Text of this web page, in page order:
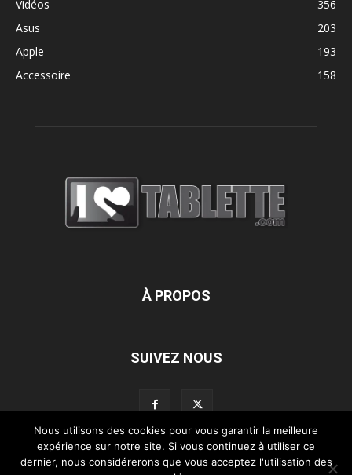
Vidéos
356
Asus
203
Apple
193
Accessoire
158
À PROPOS
SUIVEZ NOUS
L’équipe d’iLoveTablette.com Contactez-nous
Nos partenaires
Nous utilisons des cookies pour vous garantir la meilleure
expérience sur notre site. Si vous continuez à utiliser ce
dernier, nous considérerons que vous acceptez l'utilisation des